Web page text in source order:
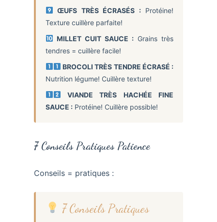
ŒUFS TRÈS ÉCRASÉS :Protéine!
Texture cuillère parfaite!
MILLET CUIT SAUCE :Grains très
tendres = cuillère facile!
BROCOLI TRÈS TENDRE ÉCRASÉ :
Nutrition légume! Cuillère texture!
VIANDE TRÈS HACHÉE FINE
SAUCE : Protéine! Cuillère possible!
7 Conseils Pratiques Patience
Conseils = pratiques :
7 Conseils Pratiques